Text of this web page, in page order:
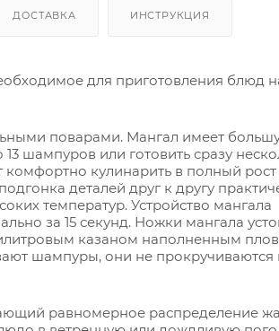
ДОСТАВКА ИНСТРУКЦИЯ
для приготовления блюд
поварами. Мангал имеет
шампуров или готовить сразу
кулинарить в полный рост
деталей друг к другу
температур. Устройство мангала
за 15 секунд. Ножки мангала
казаном наполненным
шампуры, они не прокручиваются
равномерное распределение